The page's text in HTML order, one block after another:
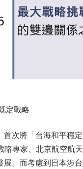
定戰略
次將「台海和平穩定
略專家、北京航空航
。而考慮到日本涉